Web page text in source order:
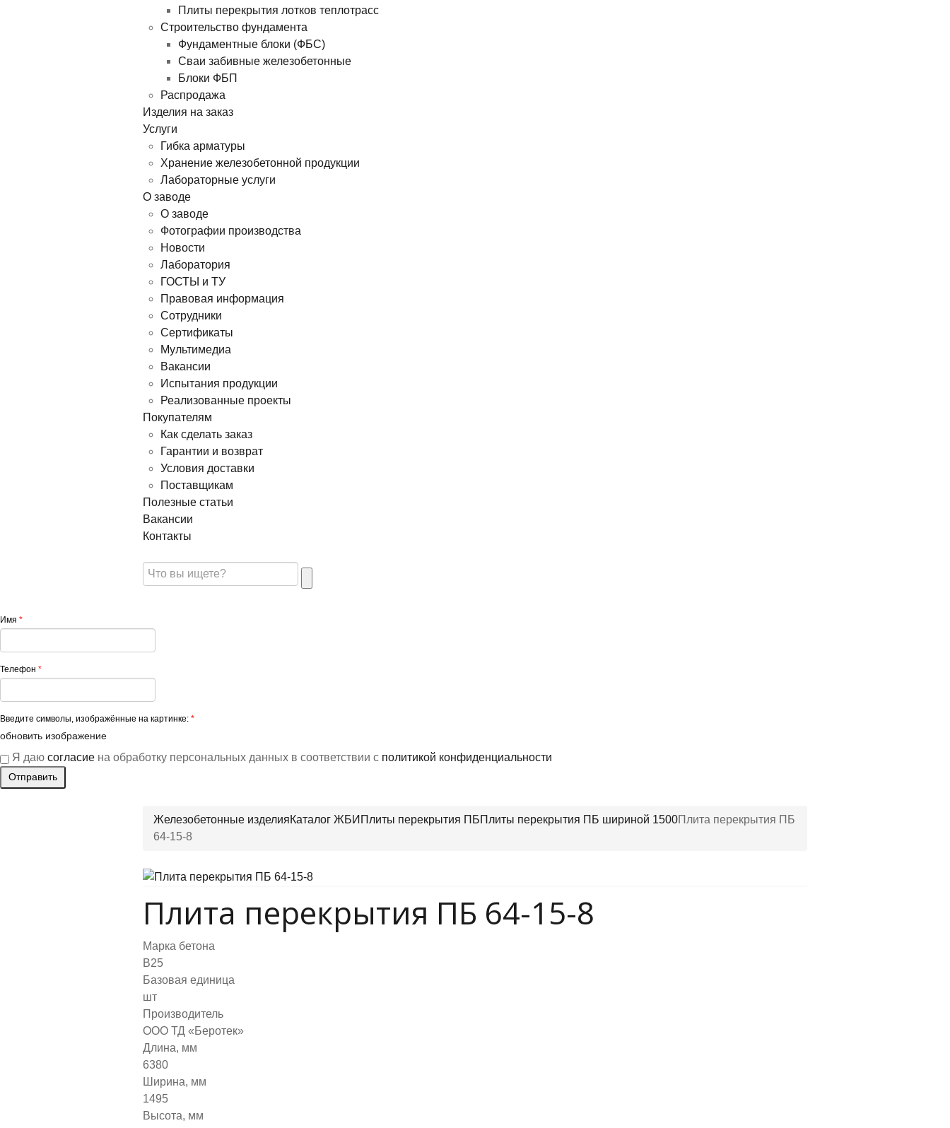
Плиты перекрытия лотков теплотрасс
Строительство фундамента
Фундаментные блоки (ФБС)
Сваи забивные железобетонные
Блоки ФБП
Распродажа
Изделия на заказ
Услуги
Гибка арматуры
Хранение железобетонной продукции
Лабораторные услуги
О заводе
О заводе
Фотографии производства
Новости
Лаборатория
ГОСТЫ и ТУ
Правовая информация
Сотрудники
Сертификаты
Мультимедиа
Вакансии
Испытания продукции
Реализованные проекты
Покупателям
Как сделать заказ
Гарантии и возврат
Условия доставки
Поставщикам
Полезные статьи
Вакансии
Контакты
Имя *
Телефон *
Введите символы, изображённые на картинке: *
обновить изображение
Я даю согласие на обработку персональных данных в соответствии с политикой конфиденциальности
Железобетонные изделияКаталог ЖБИ Плиты перекрытия ПБПлиты перекрытия ПБ шириной 1500Плита перекрытия ПБ
64-15-8
Плита перекрытия ПБ 64-15-8
Марка бетона
B25
Базовая единица
шт
Производитель
ООО ТД «Беротек»
Длина, мм
6380
Ширина, мм
1495
Высота, мм